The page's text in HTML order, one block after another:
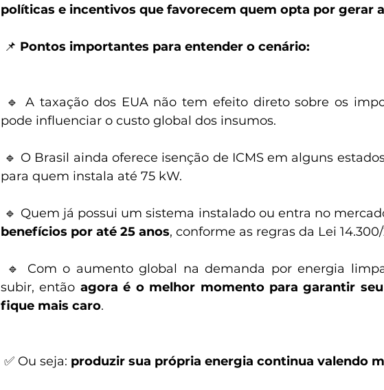
políticas e incentivos que favorecem quem opta por gerar
📌 Pontos importantes para entender o cenário:
pode influenciar o custo global dos insumos.
para quem instala até 75 kW.
🔹 Quem já possui um sistema instalado ou entra no
benefícios por até 25 anos, conforme as regras da Lei
subir, então agora é o melhor momento para garantir
fique mais caro.
✅ Ou seja: produzir sua própria energia continua valendo